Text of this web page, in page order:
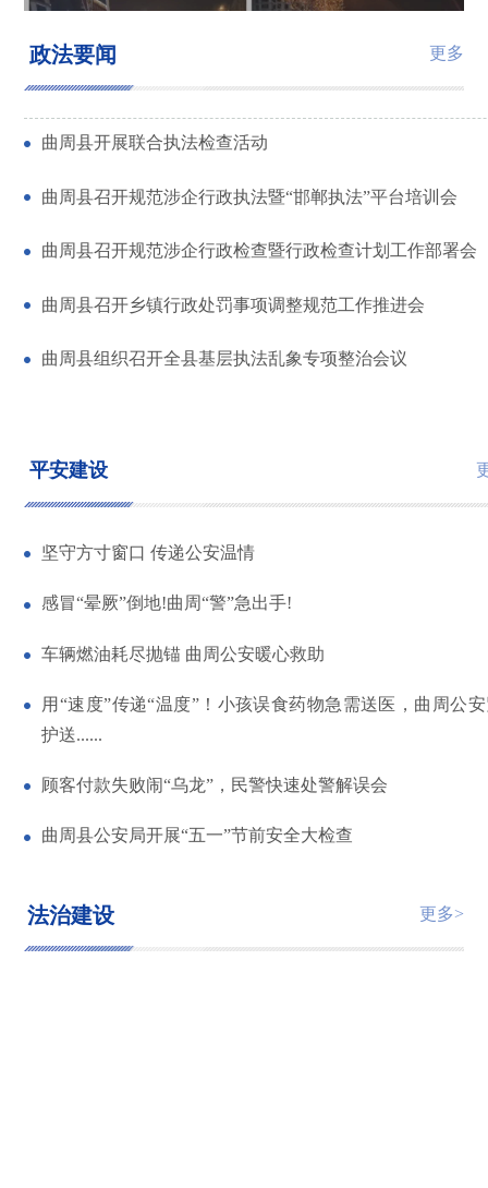
更多
政法要闻
曲周县开展联合执法检查活动
曲周县召开规范涉企行政执法暨“邯郸执法”平台培训会
曲周县召开规范涉企行政检查暨行政检查计划工作部署会
曲周县召开乡镇行政处罚事项调整规范工作推进会
曲周县组织召开全县基层执法乱象专项整治会议
平安建设
坚守方寸窗口 传递公安温情
感冒“晕厥”倒地!曲周“警”急出手!
车辆燃油耗尽抛锚 曲周公安暖心救助
用“速度”传递“温度”！小孩误食药物急需送医，曲周公
护送......
顾客付款失败闹“乌龙”，民警快速处警解误会
曲周县公安局开展“五一”节前安全大检查
法治建设 更多>